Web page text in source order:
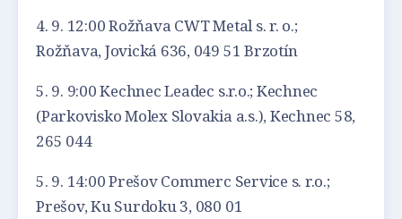
4. 9. 12:00 Rožňava CWT Metal s. r. o.;
Rožňava, Jovická 636, 049 51 Brzotín
5. 9. 9:00 Kechnec Leadec s.r.o.; Kechnec
(Parkovisko Molex Slovakia a.s.), Kechnec 58,
265 044
5. 9. 14:00 Prešov Commerc Service s. r.o.;
Prešov, Ku Surdoku 3, 080 01